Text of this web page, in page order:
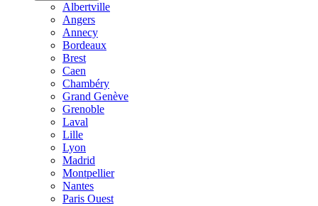
Albertville
Angers
Annecy
Bordeaux
Brest
Caen
Chambéry
Grand Genève
Grenoble
Laval
Lille
Lyon
Madrid
Montpellier
Nantes
Paris Ouest